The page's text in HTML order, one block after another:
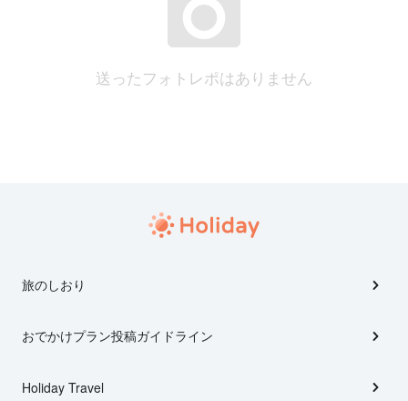
送ったフォトレポはありません
旅のしおり
おでかけプラン投稿ガイドライン
Holiday Travel